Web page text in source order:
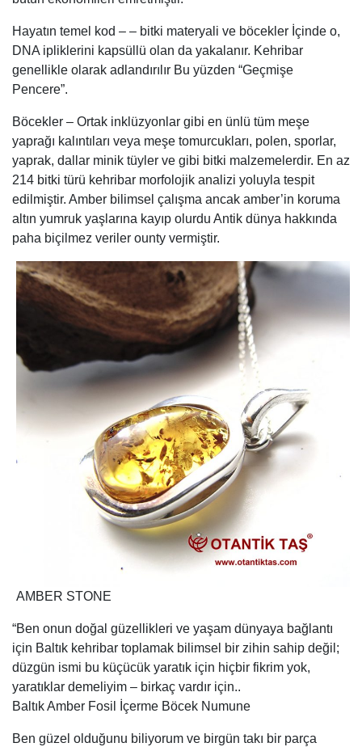
Hayatın temel kod – – bitki materyali ve böcekler İçinde o,
DNA ipliklerini kapsüllü olan da yakalanır. Kehribar
genellikle olarak adlandırılır Bu yüzden “Geçmişe
Pencere”.
Böcekler – Ortak inklüzyonlar gibi en ünlü tüm meşe
yaprağı kalıntıları veya meşe tomurcukları, polen, sporlar,
yaprak, dallar minik tüyler ve gibi bitki malzemelerdir. En az
214 bitki türü kehribar morfolojik analizi yoluyla tespit
edilmiştir. Amber bilimsel çalışma ancak amber’in koruma
altın yumruk yaşlarına kayıp olurdu Antik dünya hakkında
paha biçilmez veriler ounty vermiştir.
AMBER STONE
“Ben onun doğal güzellikleri ve yaşam dünyaya bağlantı
için Baltık kehribar toplamak bilimsel bir zihin sahip değil;
düzgün ismi bu küçücük yaratık için hiçbir fikrim yok,
yaratıklar demeliyim – birkaç vardır için..
Baltık Amber Fosil İçerme Böcek Numune
Ben güzel olduğunu biliyorum ve birgün takı bir parça